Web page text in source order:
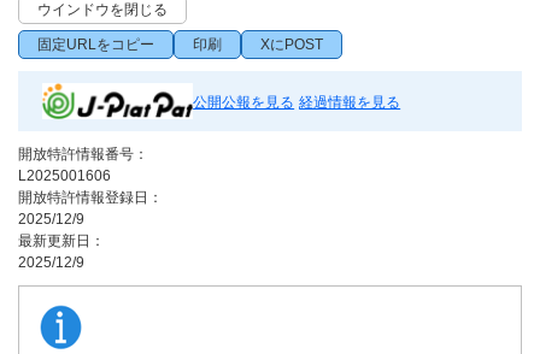
ウインドウを閉じる
固定URLをコピー 印刷 XにPOST
公開公報を見る 経過情報を見る
開放特許情報番号：
L2025001606
開放特許情報登録日：
2025/12/9
最新更新日：
2025/12/9